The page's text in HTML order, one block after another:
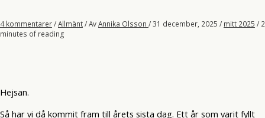
4 kommentarer/Allmänt/ AvAnnika Olsson /31 december, 2025 / mitt 2025 / 2
minutes of reading
Hejsan.
Så har vi då kommit fram till årets sista dag. Ett år som varit fyllt